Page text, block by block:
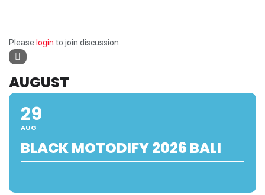
Please login to join discussion
AUGUST
29
AUG
BLACK MOTODIFY 2026 BALI